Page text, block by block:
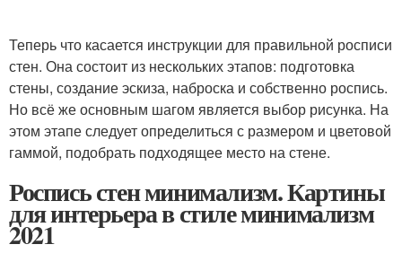
Теперь что касается инструкции для правильной росписи
стен. Она состоит из нескольких этапов: подготовка
стены, создание эскиза, наброска и собственно роспись.
Но всё же основным шагом является выбор рисунка. На
этом этапе следует определиться с размером и цветовой
гаммой, подобрать подходящее место на стене.
Роспись стен минимализм. Картины
для интерьера в стиле минимализм
2021